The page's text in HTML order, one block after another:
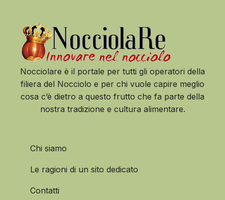
Nocciolare è il portale per tutti gli operatori della
filiera del Nocciolo e per chi vuole capire meglio
cosa c’è dietro a questo frutto che fa parte della
nostra tradizione e cultura alimentare.
Chi siamo
Le ragioni di un sito dedicato
Contatti